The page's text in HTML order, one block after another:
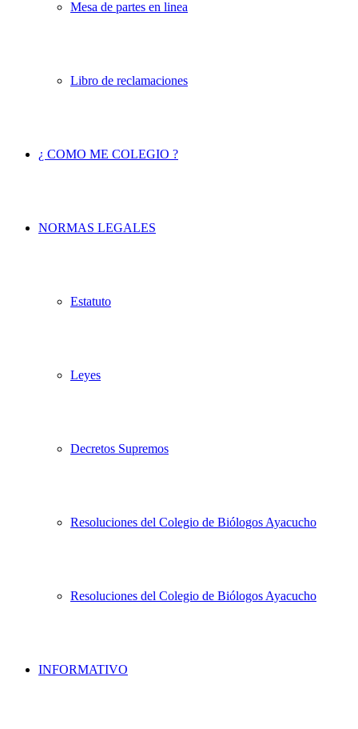
Mesa de partes en linea
Libro de reclamaciones
¿ COMO ME COLEGIO ?
NORMAS LEGALES
Estatuto
Leyes
Decretos Supremos
Resoluciones del Colegio de Biólogos Ayacucho
Resoluciones del Colegio de Biólogos Ayacucho
INFORMATIVO